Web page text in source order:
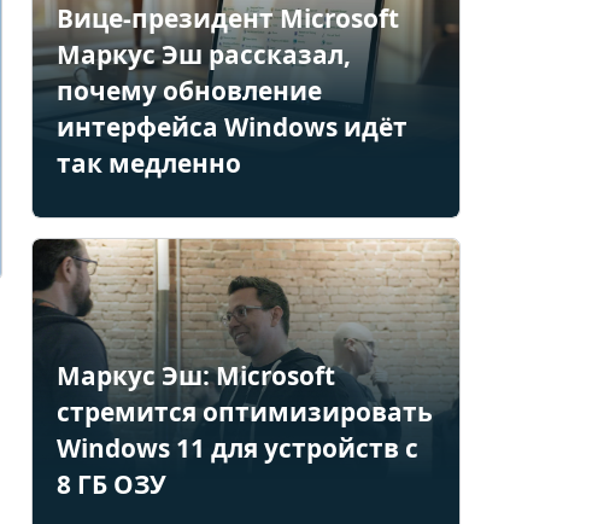
Вице-президент Microsoft
Маркус Эш рассказал,
почему обновление
интерфейса Windows идёт
так медленно
Маркус Эш: Microsoft
стремится оптимизировать
Windows 11 для устройств с
8 ГБ ОЗУ